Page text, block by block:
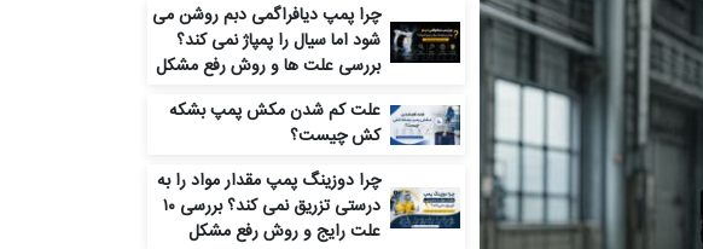
چرا پمپ دیافراگمی دبم روشن می‌
شود اما سیال را پمپاژ نمی‌ کند؟
بررسی علت‌ ها و روش رفع مشکل
علت کم شدن مکش پمپ بشکه
کش چیست؟
چرا دوزینگ پمپ مقدار مواد را به‌
درستی تزریق نمی‌ کند؟ بررسی ۱۰
علت رایج و روش رفع مشکل